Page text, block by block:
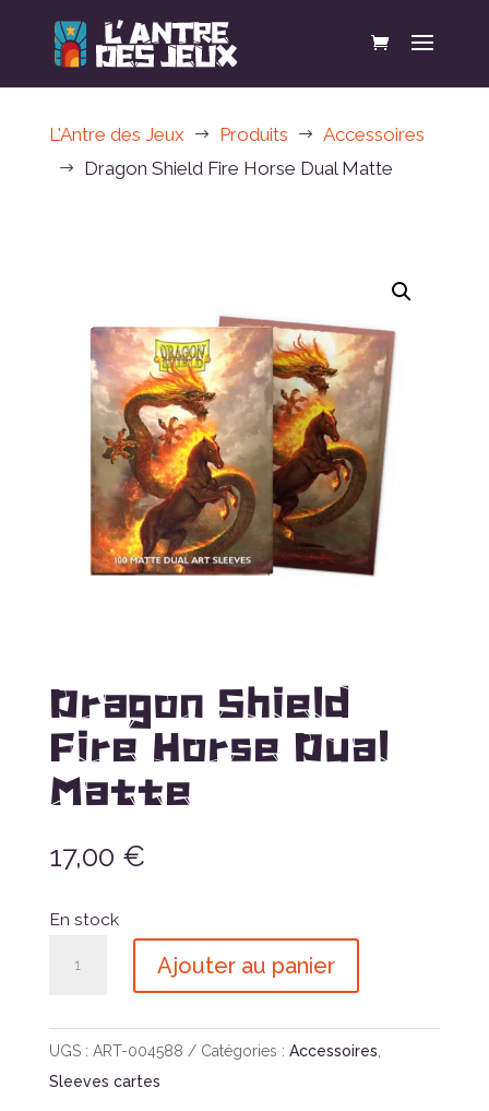
L'Antre des Jeux $ Produits $ Accessoires
$ Dragon Shield Fire Horse Dual Matte
Dragon Shield
Fire Horse Dual
Matte
17,00 €
En stock
Shield
Fire
Ajouter au panier
UGS : ART-004588 Catégories : Accessoires,
Sleeves cartes